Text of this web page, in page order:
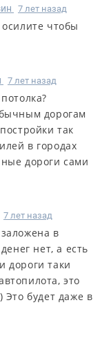
7 лет назад
чтобы
7 лет назад
дорогам
так
в городах
дороги сами
7 лет назад
в
нет, а есть
дороги таки
это
будет даже в